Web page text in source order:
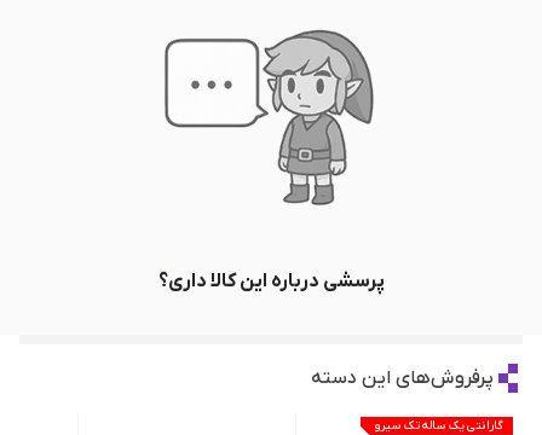
پرسشی درباره این کالا داری؟
پرفروش‌های این دسته
گارانتی یک ساله تک سیرو